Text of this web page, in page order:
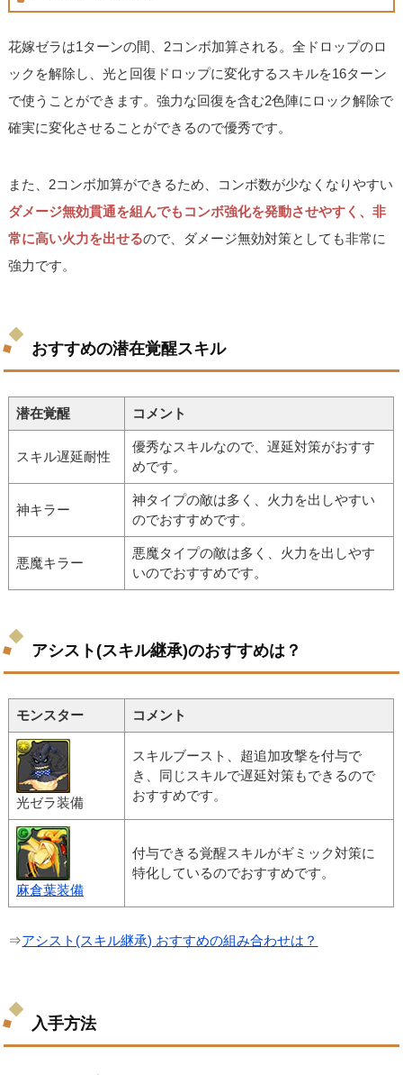
花嫁ゼラは1ターンの間、2コンボ加算される。全ドロップのロ
ックを解除し、光と回復ドロップに変化するスキルを16ターン
で使うことができます。強力な回復を含む2色陣にロック解除で
確実に変化させることができるので優秀です。
また、2コンボ加算ができるため、コンボ数が少なくなりやすい
ダメージ無効貫通を組んでもコンボ強化を発動させやすく、非
常に高い火力を出せるので、ダメージ無効対策としても非常に
強力です。
おすすめの潜在覚醒スキル
潜在覚醒 コメント
スキル遅延耐性
優秀なスキルなので、遅延対策がおすす
めです。
神キラー
神タイプの敵は多く、火力を出しやすい
のでおすすめです。
悪魔キラー
悪魔タイプの敵は多く、火力を出しやす
いのでおすすめです。
アシスト(スキル継承)のおすすめは？
モンスター コメント
光ゼラ装備
スキルブースト、超追加攻撃を付与で
き、同じスキルで遅延対策もできるので
おすすめです。
麻倉葉装備
付与できる覚醒スキルがギミック対策に
特化しているのでおすすめです。
⇒アシスト(スキル継承) おすすめの組み合わせは？
入手方法